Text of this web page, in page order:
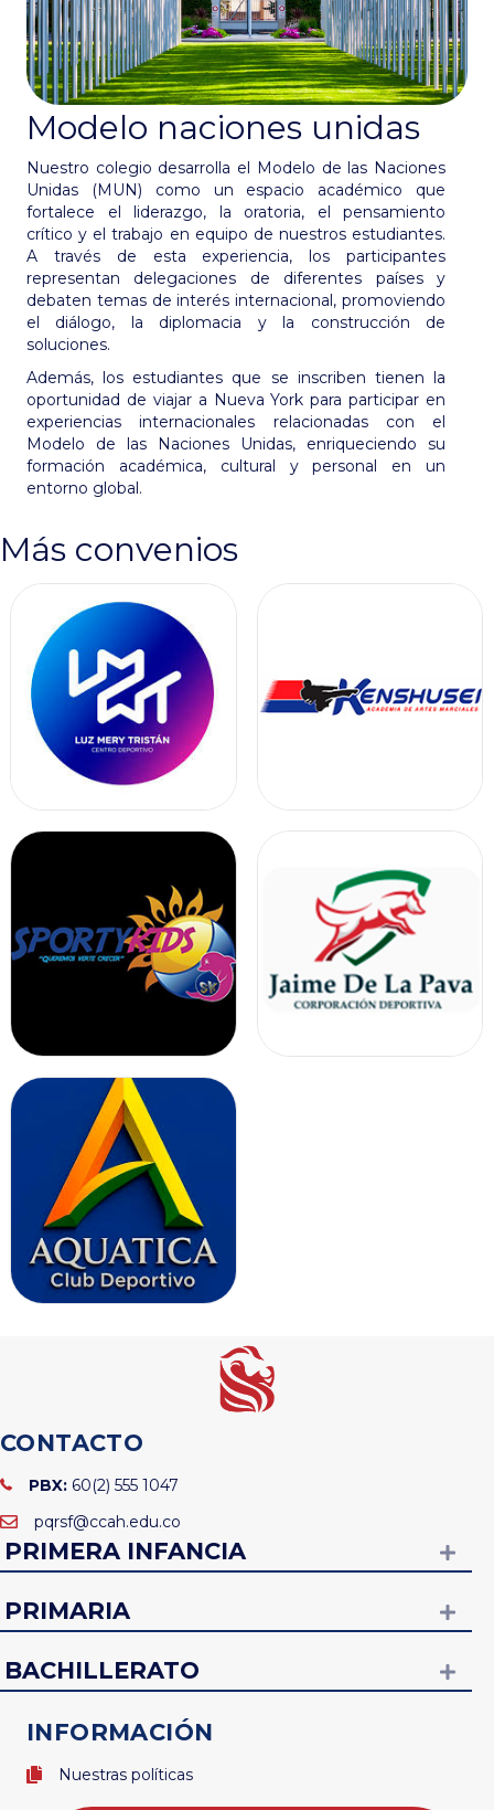
Modelo naciones unidas
Nuestro colegio desarrolla el Modelo de las Naciones
Unidas (MUN) como un espacio académico que
fortalece el liderazgo, la oratoria, el pensamiento
crítico y el trabajo en equipo de nuestros estudiantes.
A través de esta experiencia, los participantes
representan delegaciones de diferentes países y
debaten temas de interés internacional, promoviendo
el diálogo, la diplomacia y la construcción de
soluciones.
Además, los estudiantes que se inscriben tienen la
oportunidad de viajar a Nueva York para participar en
experiencias internacionales relacionadas con el
Modelo de las Naciones Unidas, enriqueciendo su
formación académica, cultural y personal en un
entorno global.
Más convenios
CONTACTO
PBX: 60(2) 555 1047
pqrsf@ccah.edu.co
PRIMERA INFANCIA
PRIMARIA
BACHILLERATO
INFORMACIÓN
Nuestras políticas